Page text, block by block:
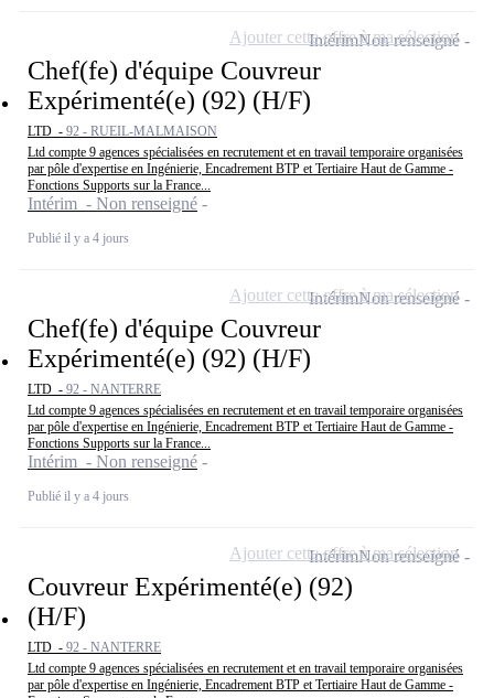
Chef(fe) d'équipe Couvreur
Expérimenté(e) (92) (H/F)
LTD - 92 - RUEIL-MALMAISON
Ltd compte 9 agences spécialisées en recrutement et en travail temporaire organisées
par pôle d'expertise en Ingénierie, Encadrement BTP et Tertiaire Haut de Gamme -
Fonctions Supports sur la France...
Intérim - Non renseigné
Publié il y a 4 jours
IntérimNon renseigné
Ajouter cette offre à ma sélection
Chef(fe) d'équipe Couvreur
Expérimenté(e) (92) (H/F)
LTD - 92 - NANTERRE
Ltd compte 9 agences spécialisées en recrutement et en travail temporaire organisées
par pôle d'expertise en Ingénierie, Encadrement BTP et Tertiaire Haut de Gamme -
Fonctions Supports sur la France...
Intérim - Non renseigné
Publié il y a 4 jours
IntérimNon renseigné
Ajouter cette offre à ma sélection
Couvreur Expérimenté(e) (92)
(H/F)
LTD - 92 - NANTERRE
Ltd compte 9 agences spécialisées en recrutement et en travail temporaire organisées
par pôle d'expertise en Ingénierie, Encadrement BTP et Tertiaire Haut de Gamme -
IntérimNon renseigné
Ajouter cette offre à ma sélection